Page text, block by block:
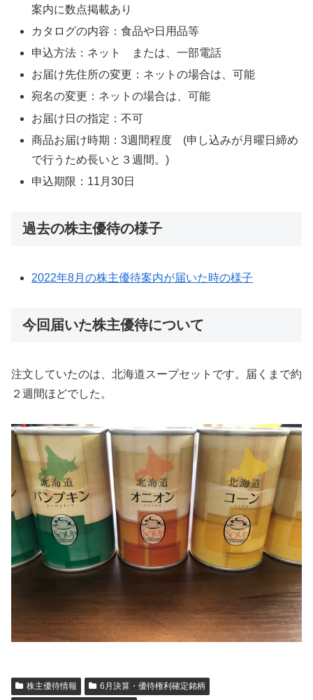
案内に数点掲載あり
カタログの内容：食品や日用品等
申込方法：ネット または、一部電話
お届け先住所の変更：ネットの場合は、可能
宛名の変更：ネットの場合は、可能
お届け日の指定：不可
商品お届け時期：3週間程度 (申し込みが月曜日締め
で行うため長いと３週間。)
申込期限：11月30日
過去の株主優待の様子
2022年8月の株主優待案内が届いた時の様子
今回届いた株主優待について
注文していたのは、北海道スープセットです。届くまで約
２週間ほどでした。
株主優待情報
6月決算・優待権利確定銘柄